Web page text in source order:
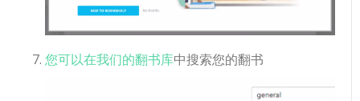
您可以在我们的翻书库中搜索您的翻书